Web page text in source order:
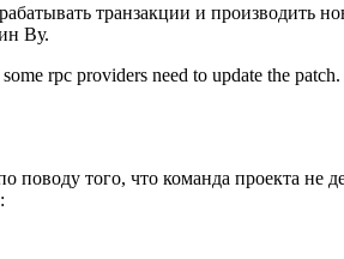
транзакции и производить
Ву.
rpc providers need to update the
поводу того, что команда проекта не